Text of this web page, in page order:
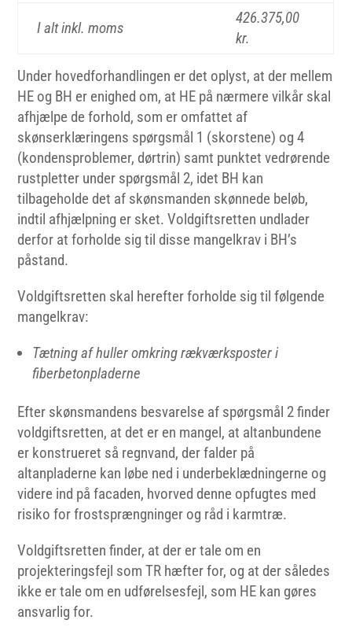
I alt inkl. moms
426.375,00
kr.
Under hovedforhandlingen er det oplyst, at der mellem
HE og BH er enighed om, at HE på nærmere vilkår skal
afhjælpe de forhold, som er omfattet af
skønserklæringens spørgsmål 1 (skorstene) og 4
(kondensproblemer, dørtrin) samt punktet vedrørende
rustpletter under spørgsmål 2, idet BH kan
tilbageholde det af skønsmanden skønnede beløb,
indtil afhjælpning er sket. Voldgiftsretten undlader
derfor at forholde sig til disse mangelkrav i BH’s
påstand.
Voldgiftsretten skal herefter forholde sig til følgende
mangelkrav:
Tætning af huller omkring rækværksposter i
fiberbetonpladerne
Efter skønsmandens besvarelse af spørgsmål 2 finder
voldgiftsretten, at det er en mangel, at altanbundene
er konstrueret så regnvand, der falder på
altanpladerne kan løbe ned i underbeklædningerne og
videre ind på facaden, hvorved denne opfugtes med
risiko for frostsprængninger og råd i karmtræ.
Voldgiftsretten finder, at der er tale om en
projekteringsfejl som TR hæfter for, og at der således
ikke er tale om en udførelsesfejl, som HE kan gøres
ansvarlig for.